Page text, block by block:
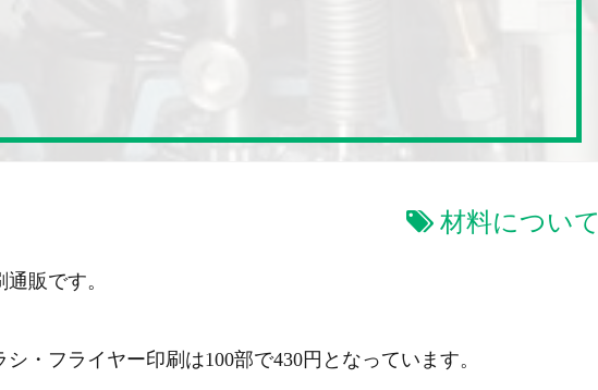
材料について
販です。
シ・フライヤー印刷は100部で430円となっています。